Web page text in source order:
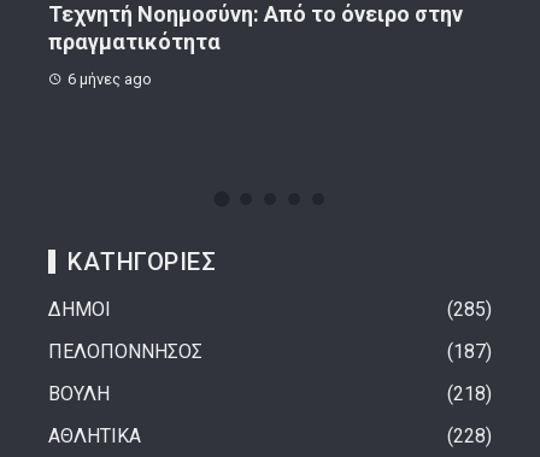
Κορινθιακό Επιχειρείν – Ανακοίνωση
8 μήνες ago
ΚΑΤΗΓΟΡΙΕΣ
ΔΗΜΟΙ
285
ΠΕΛΟΠΟΝΝΗΣΟΣ
187
ΒΟΥΛΗ
218
ΑΘΛΗΤΙΚΑ
228